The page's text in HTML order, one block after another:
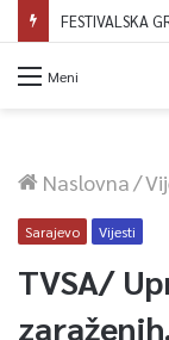
Meni
Naslovna/
Sarajevo Vijesti
TVSA/